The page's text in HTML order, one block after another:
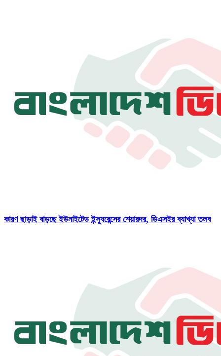
কারণ ছাড়াই বাড়ছে ইউনাইটেড ইন্স্যুরেন্সের শেয়ারদর, ডিএসইর ব্যাখ্যা তলব